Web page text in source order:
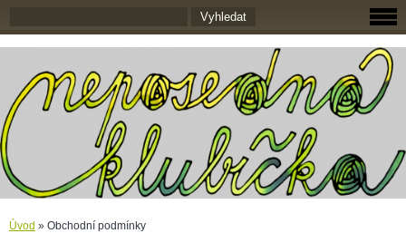
Úvod » Obchodní podmínky